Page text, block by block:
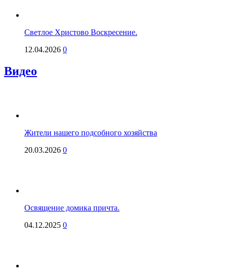
Светлое Христово Воскресение.
12.04.2026 0
Видео
Жители нашего подсобного хозяйства
20.03.2026 0
Освящение домика причта.
04.12.2025 0